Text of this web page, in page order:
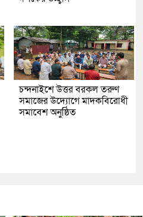
চন্দনাইশে উত্তর বরকল তরুণ
সমাজের উদ্যোগে মাদকবিরোধী
সমাবেশ অনুষ্ঠিত